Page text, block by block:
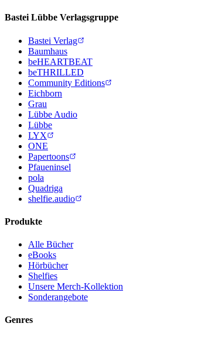
Bastei Lübbe Verlagsgruppe
Bastei Verlag
Baumhaus
beHEARTBEAT
beTHRILLED
Community Editions
Eichborn
Grau
Lübbe Audio
Lübbe
LYX
ONE
Papertoons
Pfaueninsel
pola
Quadriga
shelfie.audio
Produkte
Alle Bücher
eBooks
Hörbücher
Shelfies
Unsere Merch-Kollektion
Sonderangebote
Genres